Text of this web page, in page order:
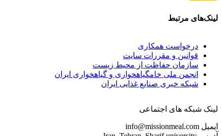
لینک‌های مرتبط
درخواست همکاری
قوانین و مقررات سایت
سازمان حفاظت از محیط زیست
انجمن ملی خامگیاهخواری و گیاهخواری ایران
شبکه خبری صنایع غذایی ایران
لینک شبکه های اجتماعی
ایمیل info@missionmeal.com